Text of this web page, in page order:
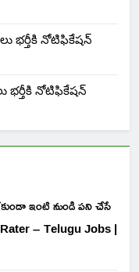
భర్తీకి నోటిఫికేషన్
భర్తీకి నోటిఫికేషన్
ఇంటి నుండి పని చేసే
– Telugu Jobs |